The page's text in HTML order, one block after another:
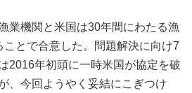
業機関と米国は30年間にわたる漁
とで合意した。問題解決に向け7
2016年初頭に一時米国が協定を破
、今回ようやく妥結にこぎつけ